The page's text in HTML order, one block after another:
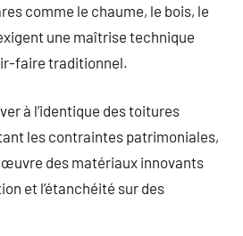
comme le chaume, le bois, le
une maîtrise technique
faire traditionnel.
à l’identique des toitures
les contraintes patrimoniales,
des matériaux innovants
et l’étanchéité sur des